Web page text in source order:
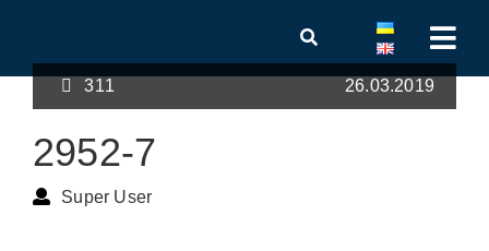
311 26.03.2019
2952-7
Super User